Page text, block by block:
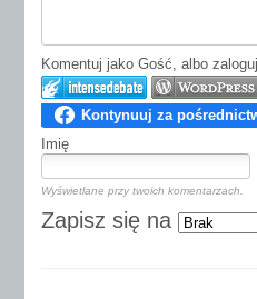
Komentuj jako Gość, albo
Imię
Wyświetlane przy twoich komentarzach.
Zapisz się na